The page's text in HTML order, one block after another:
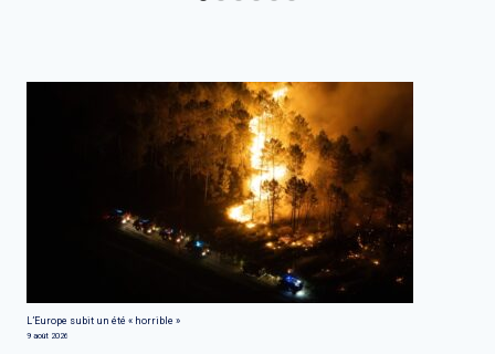
L’Europe subit un été « horrible »
9 août 2026